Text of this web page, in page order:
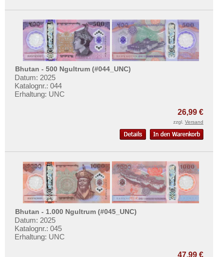
Bhutan - 500 Ngultrum (#044_UNC)
Datum: 2025
Katalognr.: 044
Erhaltung: UNC
26,99 €
zzgl. Versand
Bhutan - 1.000 Ngultrum (#045_UNC)
Datum: 2025
Katalognr.: 045
Erhaltung: UNC
47,99 €